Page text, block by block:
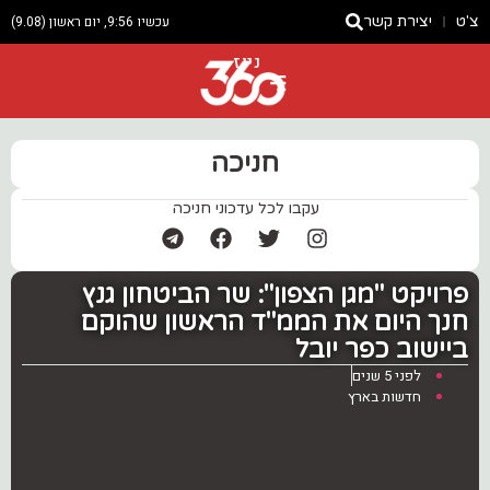
צ'ט יצירת קשר עכשיו 9:56, יום ראשון (9.08)
ניוז
חניכה
עקבו לכל עדכוני חניכה
פרויקט "מגן הצפון": שר הביטחון גנץ
חנך היום את הממ"ד הראשון שהוקם
ביישוב כפר יובל
לפני 5 שנים
חדשות בארץ